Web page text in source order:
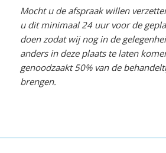
Mocht u de afspraak willen
u dit minimaal 24 uur voor de
doen zodat wij nog in de
anders in deze plaats te laten
genoodzaakt 50% van de
brengen.